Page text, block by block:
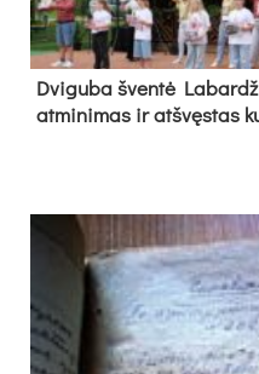
Dvi­gu­ba šven­tė
at­mi­ni­mas ir at­švęs­tas